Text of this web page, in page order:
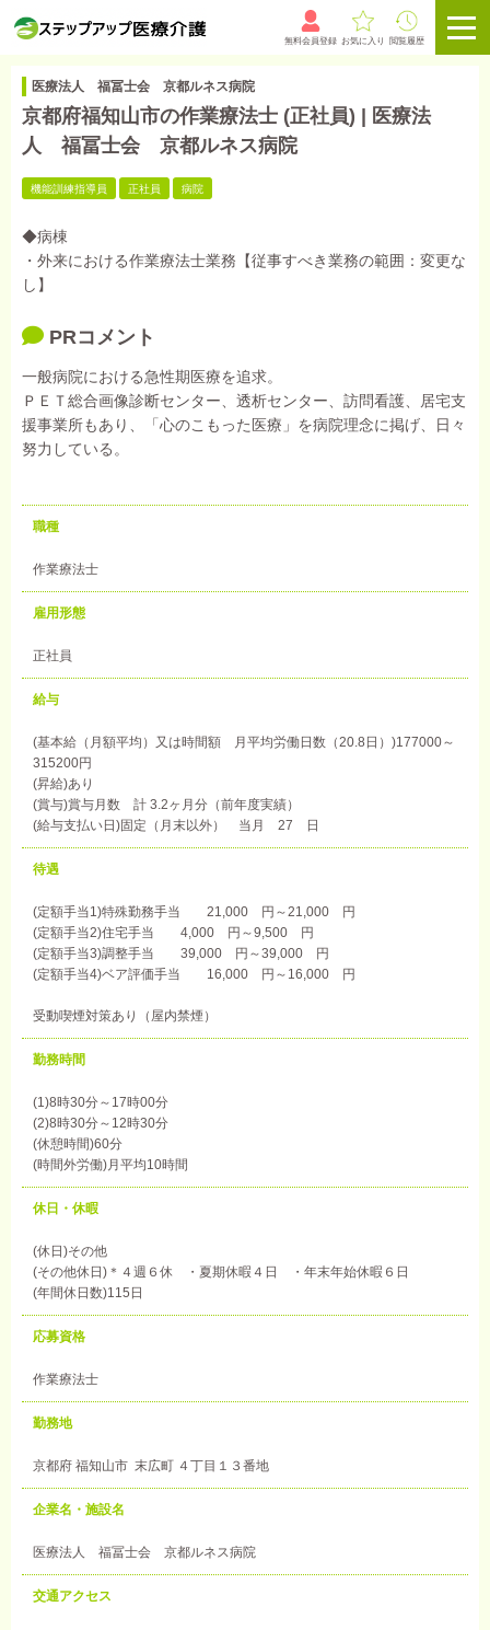
無料会員登録 お気に入り 閲覧履歴
医療法人 福冨士会 京都ルネス病院
京都府福知山市の作業療法士 (正社員) | 医療法
人 福冨士会 京都ルネス病院
機能訓練指導員 正社員 病院
◆病棟
・外来における作業療法士業務【従事すべき業務の範囲：変更な
し】
PRコメント
一般病院における急性期医療を追求。
ＰＥＴ総合画像診断センター、透析センター、訪問看護、居宅支
援事業所もあり、「心のこもった医療」を病院理念に掲げ、日々
努力している。
職種
作業療法士
雇用形態
正社員
給与
(基本給（月額平均）又は時間額 月平均労働日数（20.8日）)177000～
315200円
(昇給)あり
(賞与)賞与月数 計 3.2ヶ月分（前年度実績）
(給与支払い日)固定（月末以外） 当月 27 日
待遇
(定額手当1)特殊勤務手当 21,000 円～21,000 円
(定額手当2)住宅手当 4,000 円～9,500 円
(定額手当3)調整手当 39,000 円～39,000 円
(定額手当4)ベア評価手当 16,000 円～16,000 円
受動喫煙対策あり（屋内禁煙）
勤務時間
(1)8時30分～17時00分
(2)8時30分～12時30分
(休憩時間)60分
(時間外労働)月平均10時間
休日・休暇
(休日)その他
(その他休日)＊４週６休 ・夏期休暇４日 ・年末年始休暇６日
(年間休日数)115日
応募資格
作業療法士
勤務地
京都府 福知山市 末広町 ４丁目１３番地
企業名・施設名
医療法人 福冨士会 京都ルネス病院
交通アクセス